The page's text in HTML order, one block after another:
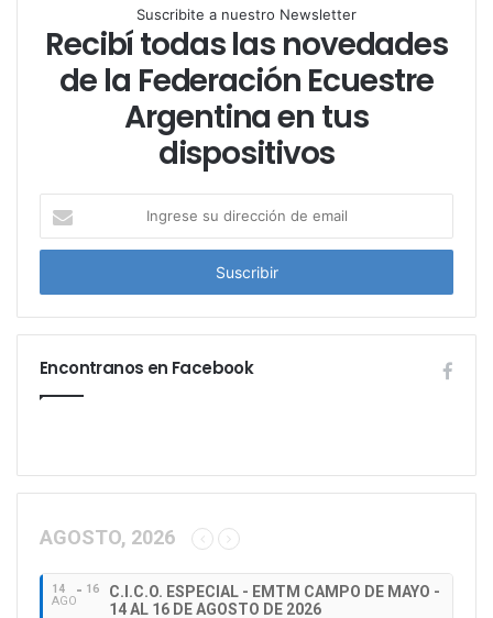
Suscribite a nuestro Newsletter
Recibí todas las novedades
de la Federación Ecuestre
Argentina en tus
dispositivos
g
e
s
s
e
c
ó
Encontranos en Facebook
AGOSTO, 2026
14
AGO
16
C.I.C.O. ESPECIAL - EMTM CAMPO DE MAYO -
14 AL 16 DE AGOSTO DE 2026